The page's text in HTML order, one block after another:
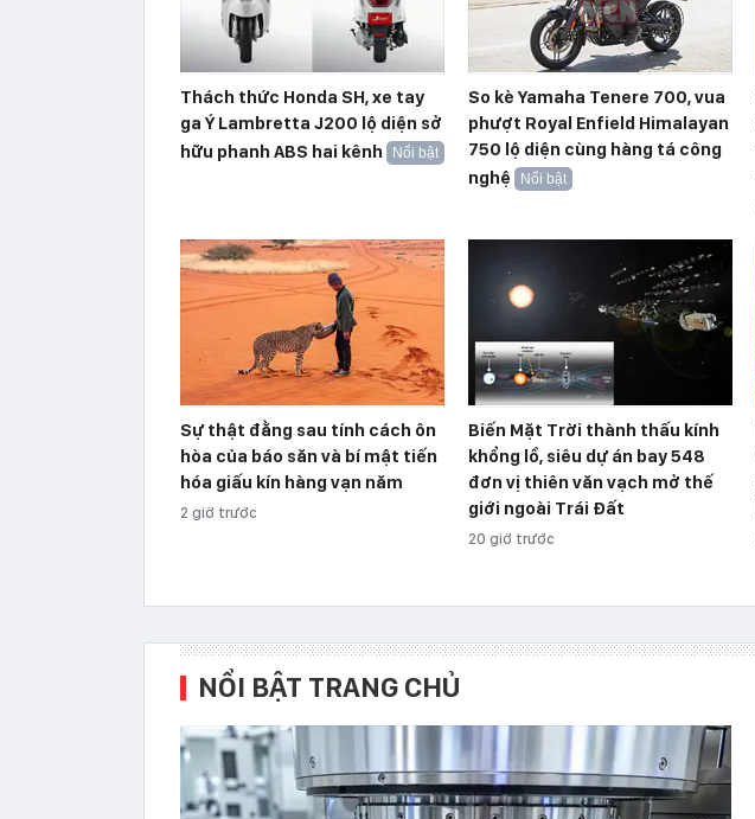
Thách thức Honda SH, xe tay
ga Ý Lambretta J200 lộ diện sở
hữu phanh ABS hai kênh
Nổi bật
So kè Yamaha Tenere 700, vua
phượt Royal Enfield Himalayan
750 lộ diện cùng hàng tá công
nghệ
Nổi bật
Sự thật đằng sau tính cách ôn
hòa của báo săn và bí mật tiến
hóa giấu kín hàng vạn năm
2 giờ trước
Biến Mặt Trời thành thấu kính
khổng lồ, siêu dự án bay 548
đơn vị thiên văn vạch mở thế
giới ngoài Trái Đất
20 giờ trước
NỔI BẬT TRANG CHỦ